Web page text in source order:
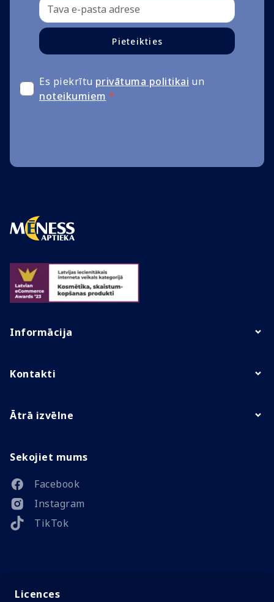
Pieteikties
Es piekrītu privātuma politikai un
noteikumiem *
Informācija
Kontakti
Ātrā izvēlne
Sekojiet mums
Facebook
Instagram
TikTok
Licences